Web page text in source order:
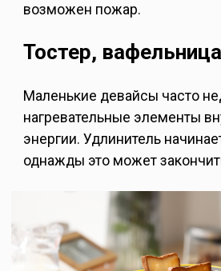
возможен пожар.
Тостер,
Маленькие девайсы часто
нагревательные элементы
энергии. Удлинитель
однажды это может